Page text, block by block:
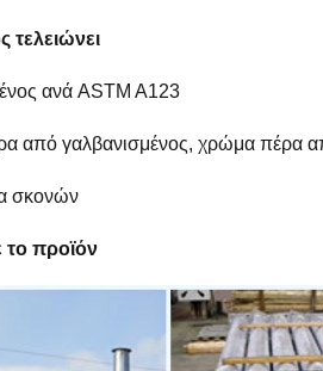
τελειώνει
ανά ASTM A123
από γαλβανισμένος, χρώμα πέρα
σκονών
το προϊόν